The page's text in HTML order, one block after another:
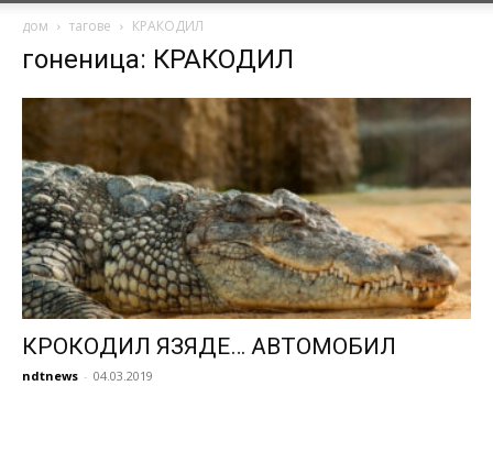
дом тагове КРАКОДИЛ
гоненица: КРАКОДИЛ
КРОКОДИЛ ЯЗЯДЕ… АВТОМОБИЛ
ndtnews - 04.03.2019